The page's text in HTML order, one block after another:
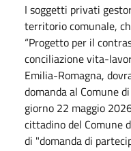
I soggetti privati
territorio comunale,
“Progetto per il
conciliazione vita-
Emilia-Romagna,
domanda al Comune
giorno 22 maggio
cittadino del Comune
di "domanda di